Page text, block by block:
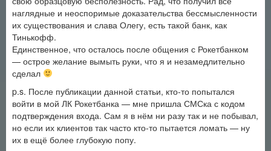
наглядные и неоспоримые доказательства бессмысленности
их существования и слава Олегу, есть такой банк, как
Тинькофф.
Единственное, что осталось после общения с Рокетбанком
— острое желание вымыть руки, что я и незамедлительно
сделал
p.s. После публикации данной статьи, кто-то попытался
войти в мой ЛК Рокетбанка — мне пришла СМСка с кодом
подтверждения входа. Сам я в нём ни разу так и не побывал,
но если их клиентов так часто кто-то пытается ломать — ну
их в ещё более глубокую попу.